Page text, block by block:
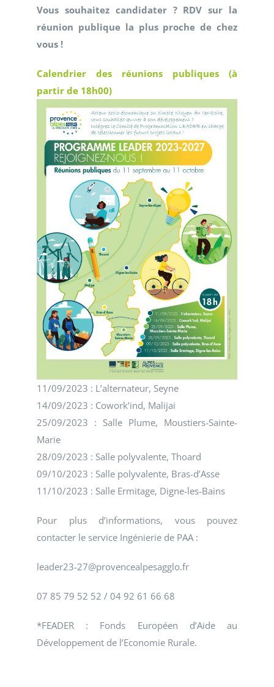
Vous souhaitez candidater ? RDV sur la
réunion publique la plus proche de chez
vous !
Calendrier des réunions publiques (à
partir de 18h00)
11/09/2023 : L’alternateur, Seyne
14/09/2023 : Cowork’ind, Malijai
25/09/2023 : Salle Plume, Moustiers-Sainte-
Marie
28/09/2023 : Salle polyvalente, Thoard
09/10/2023 : Salle polyvalente, Bras-d’Asse
11/10/2023 : Salle Ermitage, Digne-les-Bains
Pour plus d’informations, vous pouvez
contacter le service Ingénierie de PAA :
leader23-27@provencealpesagglo.fr
07 85 79 52 52 / 04 92 61 66 68
*FEADER : Fonds Européen d’Aide au
Développement de l’Economie Rurale.